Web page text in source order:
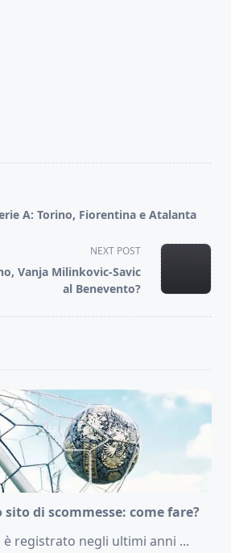
A: Torino, Fiorentina e Atalanta
NEXT POST
Vanja Milinkovic-Savic
al Benevento?
di scommesse: come fare?
è registrato negli ultimi anni ...